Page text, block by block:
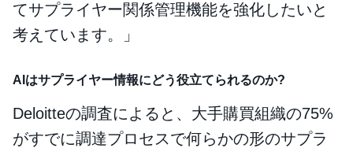
てサプライヤー関係管理機能を強化したいと
考えています。」
AIはサプライヤー情報にどう役立てられるのか?
Deloitteの調査によると、大手購買組織の75%
がすでに調達プロセスで何らかの形のサプラ